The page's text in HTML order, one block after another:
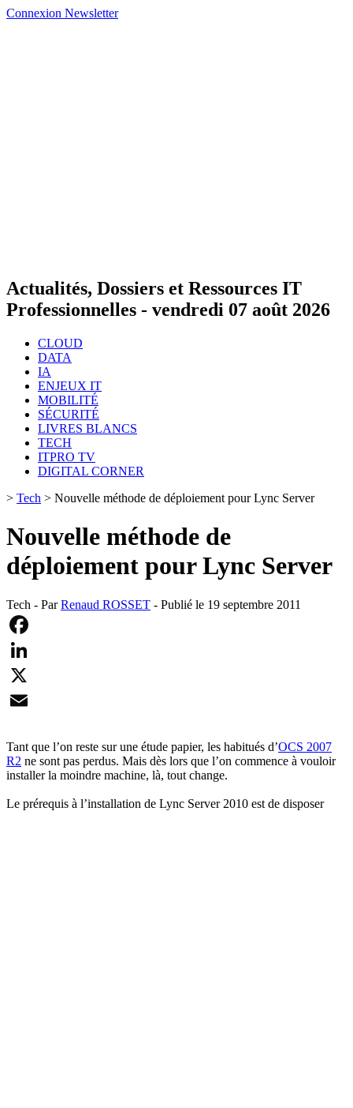
Connexion Newsletter
Actualités, Dossiers et Ressources IT
Professionnelles - vendredi 07 août 2026
CLOUD
DATA
IA
ENJEUX IT
MOBILITÉ
SÉCURITÉ
LIVRES BLANCS
TECH
ITPRO TV
DIGITAL CORNER
> Tech > Nouvelle méthode de déploiement pour Lync Server
Nouvelle méthode de
déploiement pour Lync Server
Tech - ParRenaud ROSSET - Publié le 19 septembre 2011
Facebook
LinkedIn
X
Tant que l’on reste sur une étude papier, les habitués d’OCS 2007
R2 ne sont pas perdus. Mais dès lors que l’on commence à vouloir
installer la moindre machine, là, tout change.
Le prérequis à l’installation de Lync Server 2010 est de disposer